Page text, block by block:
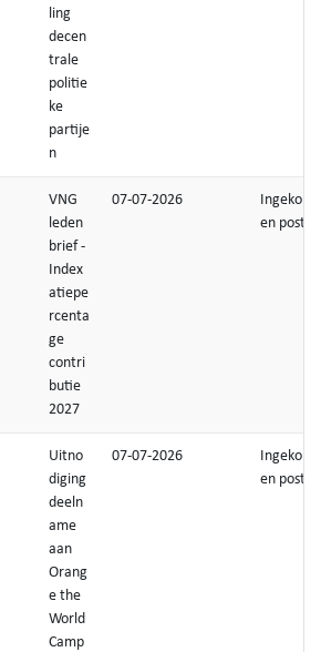
ling
decen
trale
politie
ke
partije
n
VNG
leden
brief -
Index
atiepe
rcenta
ge
contri
butie
2027
07-07-2026
Ingekom
en post
Uitno
diging
deeln
ame
aan
Orang
e the
World
Camp
07-07-2026
Ingekom
en post